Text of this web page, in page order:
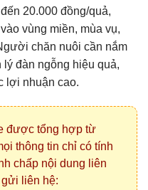
20.000 đồng/quả,
vùng miền, mùa vụ,
chăn nuôi cần nắm
đàn ngỗng hiệu quả,
lợi nhuận cao.
được tổng hợp từ
thông tin chỉ có tính
chấp nội dung liên
liên hệ: